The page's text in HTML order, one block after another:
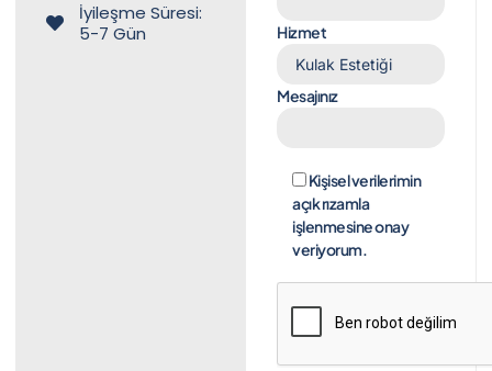
İyileşme Süresi:
5-7 Gün
Hizmet
Mesajınız
Kişisel verilerimin
açık rızamla
işlenmesine onay
veriyorum.